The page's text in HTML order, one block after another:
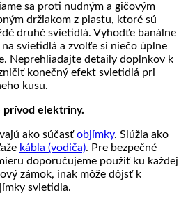
sa proti nudným a gičovým
držiakom z plastu, ktoré sú
druhé svietidlá. Vyhodťe banálne
svietidlá a zvolťe si niečo úplne
Neprehliadajte detaily doplnkov k
konečný efekt svietidlá pri
kusu.
prívod elektriny.
ako súčasťobjímky. Slúžia ako
kábla (vodiča). Pre bezpečné
doporučujeme použiť ku každej
zámok, inak môže dôjsť k
svietidla.